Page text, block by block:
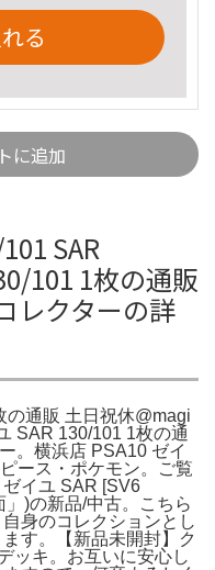
る
に追加
SAR
101 1枚の通販
レクターの詳
通販 土日祝休@magi
SAR 130/101 1枚の通
。横浜店 PSA10 ゼイ
ース・ポケモン。ご覧
イユ SAR [SV6
)の新品/中古。こちら
身のコレクションとし
す。【新品未開封】ク
ッキ。お互いに安心し